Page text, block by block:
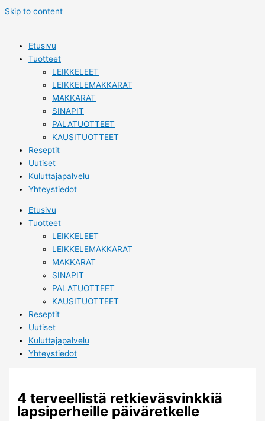
Skip to content
Etusivu
Tuotteet
LEIKKELEET
LEIKKELEMAKKARAT
MAKKARAT
SINAPIT
PALATUOTTEET
KAUSITUOTTEET
Reseptit
Uutiset
Kuluttajapalvelu
Yhteystiedot
Etusivu
Tuotteet
LEIKKELEET
LEIKKELEMAKKARAT
MAKKARAT
SINAPIT
PALATUOTTEET
KAUSITUOTTEET
Reseptit
Uutiset
Kuluttajapalvelu
Yhteystiedot
4 terveellistä retkieväsvinkkiä
lapsiperheille päiväretkelle